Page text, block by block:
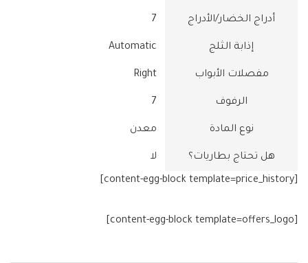
أدراج الخضار/الأدراج ‎7
إذابة الثلج ‎Automatic
مفصلات الأبواب ‎Right
الرفوف ‎7
نوع المادة
هل تحتاج بطاريات؟
[content-egg-block template=price_history]
[content-egg-block template=offers_logo]